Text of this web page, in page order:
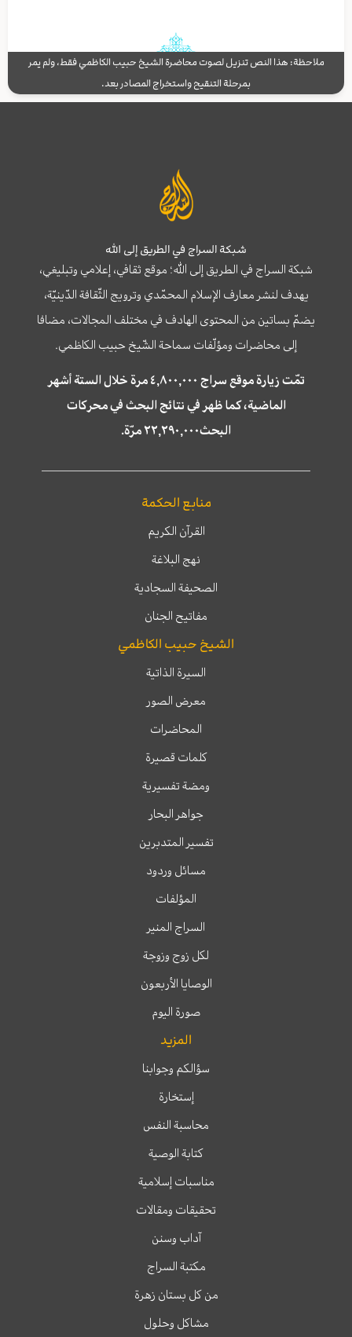
ملاحظة: هذا النص تنزيل لصوت محاضرة الشيخ حبيب الكاظمي فقط، ولم يمر
بمرحلة التنقيح واستخراج المصادر بعد.
شبكة السراج في الطريق إلى الله
شبكة السراج في الطريق إلى الله؛ موقع ثقافي، إعلامي وتبليغي،
يهدف لنشر معارف الإسلام المحمّدي وترويج الثّقافة الدّينيّة،
يضمّ بساتين من المحتوى الهادف في مختلف المجالات، مضافا
إلى محاضرات ومؤلّفات سماحة الشّيخ حبيب الكاظمي.
تمّت زيارة موقع سراج ٤,٨٠٠,٠٠٠ مرة خلال الستة أشهر
الماضية، كما ظهر في نتائج البحث في محركات
البحث٢٢,٢٩٠,٠٠٠ مرّة.
منابع الحكمة
القرآن الكريم
نهج البلاغة
الصحيفة السجادية
مفاتيح الجنان
الشيخ حبيب الكاظمي
السيرة الذاتية
معرض الصور
المحاضرات
كلمات قصيرة
ومضة تفسيرية
جواهر البحار
تفسير المتدبرين
مسائل وردود
المؤلفات
السراج المنير
لكل زوج وزوجة
الوصايا الأربعون
صورة اليوم
المزيد
سؤالكم وجوابنا
إستخارة
محاسبة النفس
كتابة الوصية
مناسبات إسلامية
تحقيقات ومقالات
آداب وسنن
مكتبة السراج
من كل بستان زهرة
مشاكل وحلول